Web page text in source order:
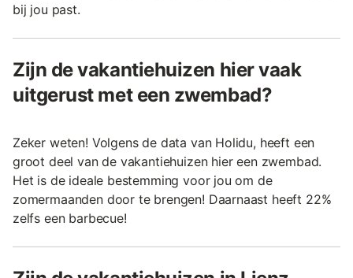
bij jou past.
Zijn de vakantiehuizen hier vaak
uitgerust met een zwembad?
Zeker weten! Volgens de data van Holidu, heeft een
groot deel van de vakantiehuizen hier een zwembad.
Het is de ideale bestemming voor jou om de
zomermaanden door te brengen! Daarnaast heeft 22%
zelfs een barbecue!